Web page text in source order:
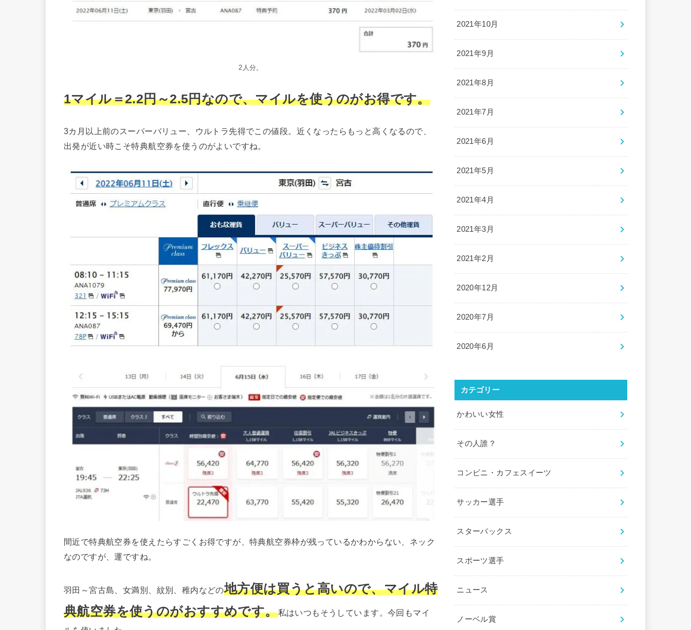
2人分。
1マイル＝2.2円～2.5円なので、マイルを使うのがお得です。
3カ月以上前のスーパーバリュー、ウルトラ先得でこの値段。近くなったらもっと高くなるので、
出発が近い時こそ特典航空券を使うのがよいですね。
間近で特典航空券を使えたらすごくお得ですが、特典航空券枠が残っているかわからない、ネック
なのですが、運ですね。
羽田～宮古島、女満別、紋別、稚内などの地方便は買うと高いので、マイル特
典航空券を使うのがおすすめです。私はいつもそうしています。今回もマイ
2021年10月
2021年9月
2021年8月
2021年7月
2021年6月
2021年5月
2021年4月
2021年3月
2021年2月
2020年12月
2020年7月
2020年6月
カテゴリー
かわいい女性
その人誰？
コンビニ・カフェスイーツ
サッカー選手
スターバックス
スポーツ選手
ニュース
ノーベル賞